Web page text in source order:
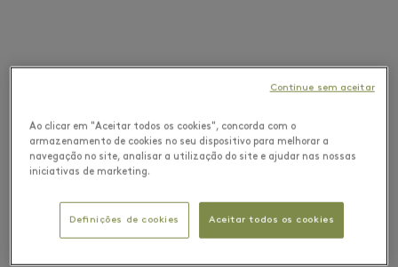
Ao clicar em "Aceitar todos os cookies", concorda com o
armazenamento de cookies no seu dispositivo para melhorar a
navegação no site, analisar a utilização do site e ajudar nas nossas
iniciativas de marketing.
Definições de cookies Aceitar todos os cookies
Continue sem aceitar